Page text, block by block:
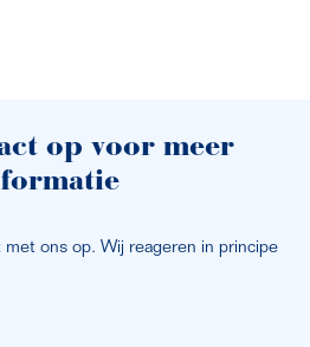
op voor meer
ons op. Wij reageren in principe